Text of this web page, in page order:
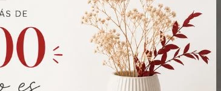
$ 490 $ 639